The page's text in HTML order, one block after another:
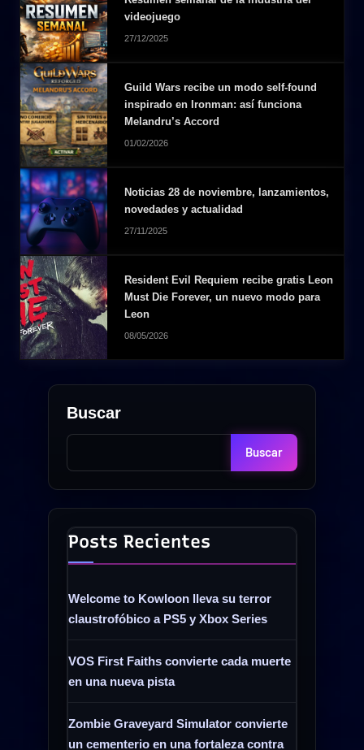
videojuego
27/12/2025
Guild Wars recibe un modo self-found
inspirado en Ironman: así funciona
Melandru’s Accord
01/02/2026
Noticias 28 de noviembre, lanzamientos,
novedades y actualidad
27/11/2025
Resident Evil Requiem recibe gratis Leon
Must Die Forever, un nuevo modo para
Leon
08/05/2026
Buscar
Buscar
Posts Recientes
Welcome to Kowloon lleva su terror
claustrofóbico a PS5 y Xbox Series
VOS First Faiths convierte cada muerte
en una nueva pista
Zombie Graveyard Simulator convierte
un cementerio en una fortaleza contra